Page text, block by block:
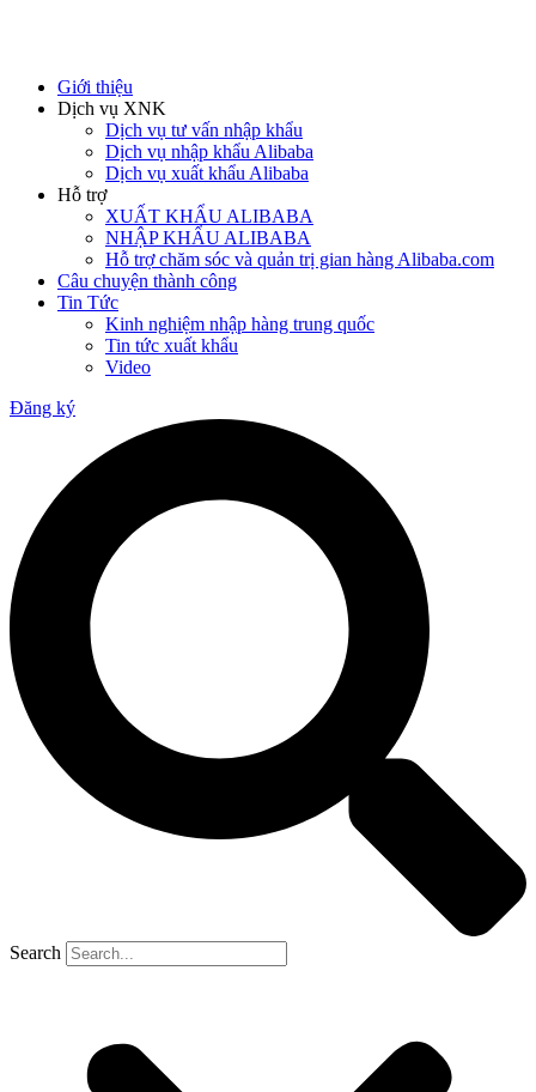
Giới thiệu
Dịch vụ XNK
Dịch vụ tư vấn nhập khẩu
Dịch vụ nhập khẩu Alibaba
Dịch vụ xuất khẩu Alibaba
Hỗ trợ
XUẤT KHẨU ALIBABA
NHẬP KHẨU ALIBABA
Hỗ trợ chăm sóc và quản trị gian hàng Alibaba.com
Câu chuyện thành công
Tin Tức
Kinh nghiệm nhập hàng trung quốc
Tin tức xuất khẩu
Video
Đăng ký
Search